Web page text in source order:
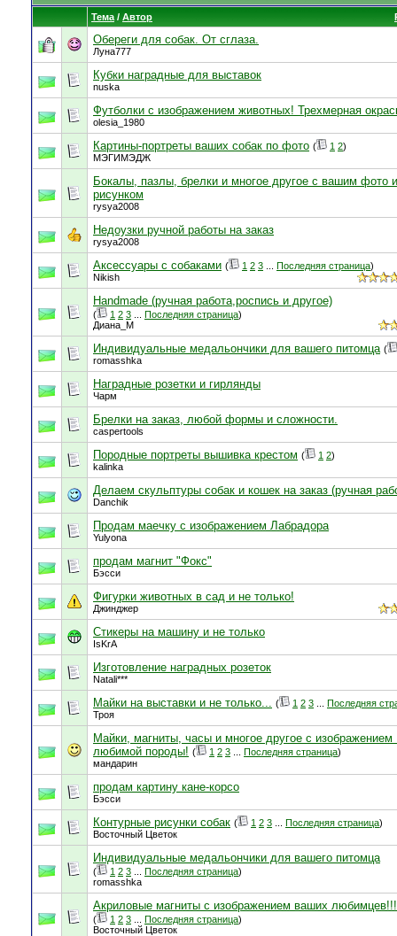
Тема / Автор
Обереги для собак. От сглаза.
Луна777
Кубки наградные для выставок
nuska
Футболки с изображением животных! Трехмерная
olesia_1980
Картины-портреты ваших собак по фото ( 1 2)
МЭГИМЭДЖ
Бокалы, пазлы, брелки и многое другое с вашим фото
рисунком
rysya2008
Недоузки ручной работы на заказ
rysya2008
Аксессуары с собаками ( 1 2 3 Последняя страница)
Nikish
Handmade (ручная работа,роспись и другое)
( 1 2 3 Последняя страница)
Диана_М
Индивидуальные медальончики для вашего питомца (
romasshka
Наградные розетки и гирлянды
Чарм
Брелки на заказ, любой формы и сложности.
caspertools
Породные портреты вышивка крестом ( 1 2)
kalinka
Делаем скульптуры собак и кошек на заказ (ручная
Danchik
Продам маечку с изображением Лабрадора
Yulyona
продам магнит "Фокс"
Бэсси
Фигурки животных в сад и не только!
Джинджер
Стикеры на машину и не только
IsKrA
Изготовление наградных розеток
Natali***
Майки на выставки и не только... ( 1 2 3
Последняя
Троя
Майки, магниты, часы и многое другое с
любимой породы! ( 1 2 3 Последняя страница)
мандарин
продам картину кане-корсо
Бэсси
Контурные рисунки собак ( 1 2 3 Последняя страница)
Восточный Цветок
Индивидуальные медальончики для вашего питомца
( 1 2 3 Последняя страница)
romasshka
Акриловые магниты с изображением ваших любимцев!!!
( 1 2 3 Последняя страница)
Восточный Цветок